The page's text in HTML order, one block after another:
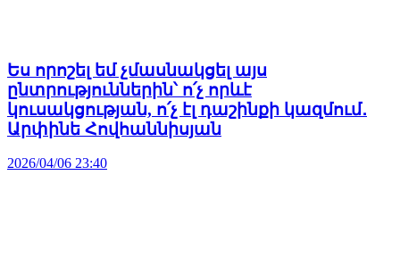
Ես որոշել եմ չմասնակցել այս
ընտրություններին՝ ո՛չ որևէ
կուսակցության, ո՛չ էլ դաշինքի կազմում․
Արփինե Հովհաննիսյան
2026/04/06 23:40